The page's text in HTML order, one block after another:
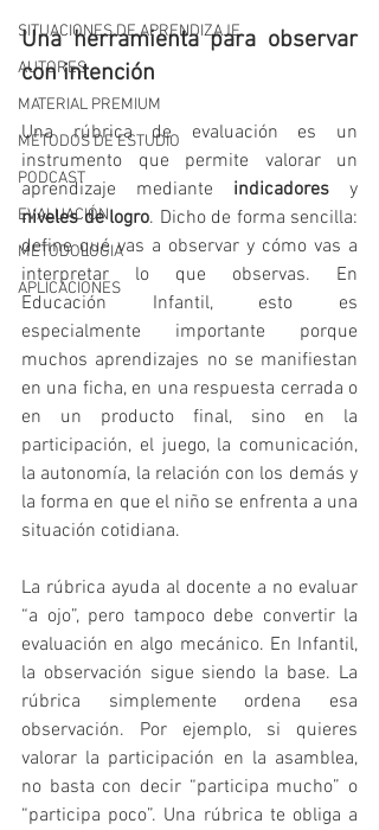
SITUACIONES DE APRENDIZAJE
AUTORES
MATERIAL PREMIUM
MÉTODOS DE ESTUDIO
PODCAST
EVALUACIÓN
METODOLOGIA
APLICACIONES
Una herramienta para observar
con intención
Una rúbrica de evaluación es un
instrumento que permite valorar un
aprendizaje mediante indicadores
niveles de logro. Dicho de forma sencilla:
define qué vas a observar y cómo vas a
interpretar lo que observas. En
Educación Infantil, esto es
especialmente importante porque
muchos aprendizajes no se manifiestan
en una ficha, en una respuesta cerrada o
en un producto final, sino en la
participación, el juego, la comunicación,
la autonomía, la relación con los demás y
la forma en que el niño se enfrenta a una
situación cotidiana.
La rúbrica ayuda al docente a no evaluar
“a ojo”, pero tampoco debe convertir la
evaluación en algo mecánico. En Infantil,
la observación sigue siendo la base. La
rúbrica simplemente ordena esa
observación. Por ejemplo, si quieres
valorar la participación en la asamblea,
no basta con decir “participa mucho” o
“participa poco”. Una rúbrica te obliga a